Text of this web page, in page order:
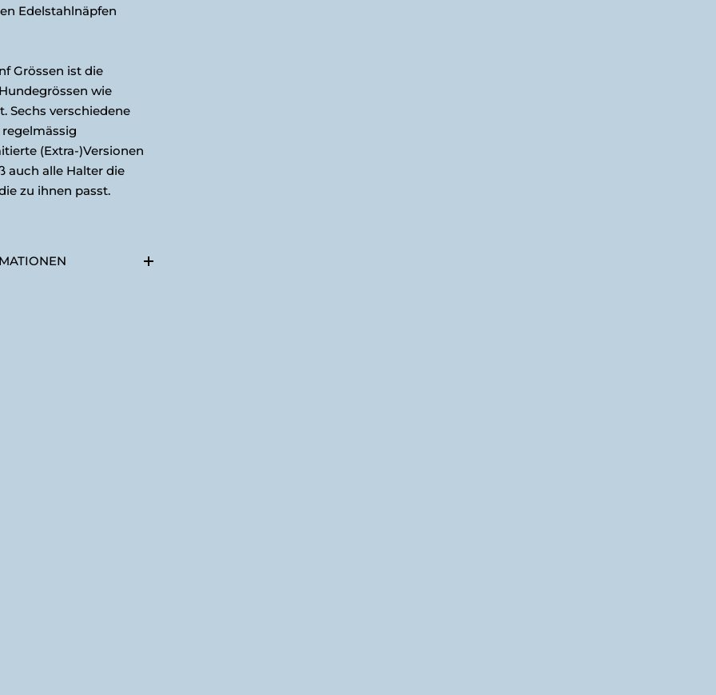
Edelstahlnäpfen
Grössen ist die
wie
Sechs verschiedene
(Extra-)Versionen
auch alle Halter die
zu ihnen passt.